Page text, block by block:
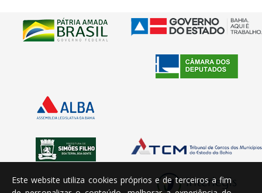
Este website utiliza cookies próprios e de terceiros a fim